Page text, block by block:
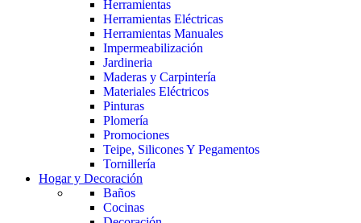
Herramientas
Herramientas Eléctricas
Herramientas Manuales
Impermeabilización
Jardineria
Maderas y Carpintería
Materiales Eléctricos
Pinturas
Plomería
Promociones
Teipe, Silicones Y Pegamentos
Tornillería
Hogar y Decoración
Baños
Cocinas